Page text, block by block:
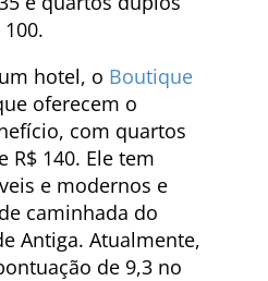
hotel, o Boutique
oferecem o
com quartos
R$ 140. Ele tem
e modernos e
caminhada do
Antiga. Atualmente,
de 9,3 no